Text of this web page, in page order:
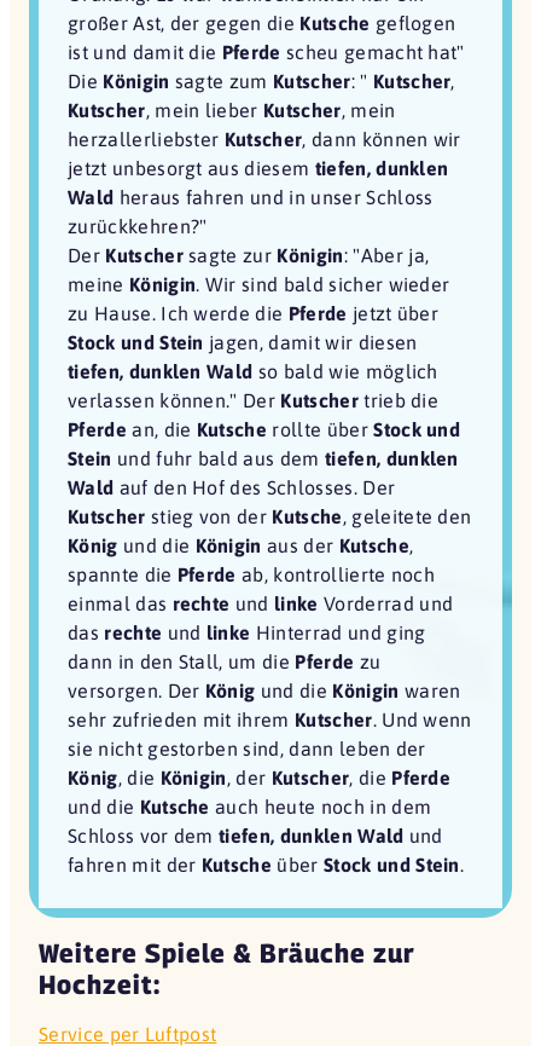
großer Ast, der gegen die Kutsche geflogen
ist und damit die Pferde scheu gemacht hat"
Die Königin sagte zum Kutscher: " Kutscher,
Kutscher, mein lieber Kutscher, mein
herzallerliebster Kutscher, dann können wir
jetzt unbesorgt aus diesem tiefen, dunklen
Wald heraus fahren und in unser Schloss
zurückkehren?"
Der Kutschersagte zur Königin: "Aber ja,
meine Königin. Wir sind bald sicher wieder
zu Hause. Ich werde die Pferde jetzt über
Stock und Stein jagen, damit wir diesen
tiefen, dunklen Wald so bald wie möglich
verlassen können." Der Kutschertrieb die
Pferde an, die Kutsche rollte überStock und
Stein und fuhr bald aus dem tiefen, dunklen
Wald auf den Hof des Schlosses. Der
Kutscher stieg von der Kutsche, geleitete den
König und die Königin aus der Kutsche,
spannte die Pferde ab, kontrollierte noch
einmal das rechte und linke Vorderrad und
das rechte und linke Hinterrad und ging
dann in den Stall, um die Pferde zu
versorgen. Der König und die Königin waren
sehr zufrieden mit ihrem Kutscher. Und wenn
sie nicht gestorben sind, dann leben der
König, die Königin, der Kutscher, die Pferde
und die Kutsche auch heute noch in dem
Schloss vor demtiefen, dunklen Wald und
fahren mit der Kutsche über Stock und Stein.
Weitere Spiele & Bräuche zur
Hochzeit:
Service per Luftpost